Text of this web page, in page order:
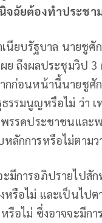
จฉัยต้องทำประช
นียบรัฐบาล นายชูศั
ย ถึงผลประชุมวิป
ก่อนหน้านี้นายชูศั
รรมนูญหรือไม่​ ว่า​
พรรคประชาชนแล
ลักการหรือไม่ตามว
มีการอภิปรายไปสั
หรือไม่ และเป็นไป
รือไม่ ซึ่งอาจจะมีก